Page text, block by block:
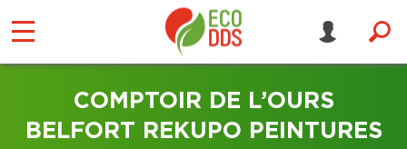
COMPTOIR DE L’OURS
BELFORT REKUPO PEINTURES